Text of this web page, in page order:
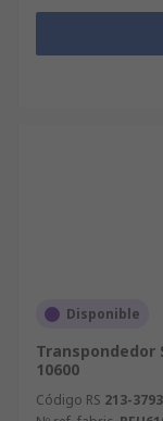
Disponible
Transpondedor
10600
Código RS 213-3793